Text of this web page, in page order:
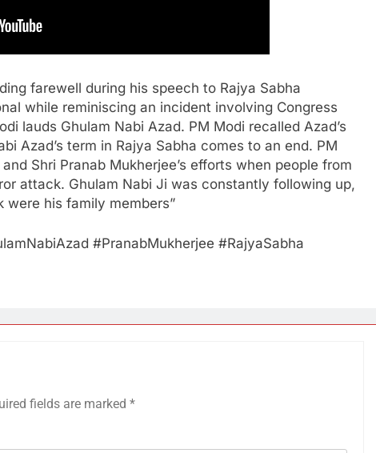
farewell during his speech to Rajya Sabha
while reminiscing an incident involving Congress
lauds Ghulam Nabi Azad. PM Modi recalled Azad’s
Azad’s term in Rajya Sabha comes to an end. PM
Shri Pranab Mukherjee’s efforts when people from
attack. Ghulam Nabi Ji was constantly following up,
his family members”
#PranabMukherjee​ #RajyaSabha​
fields are marked *